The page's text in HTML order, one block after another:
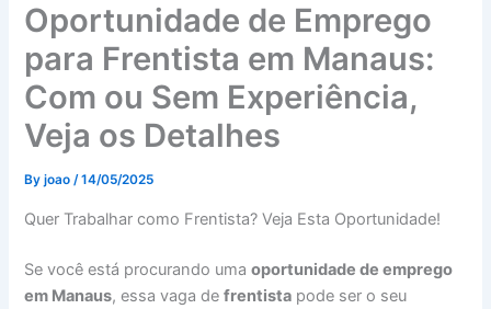
Oportunidade de Emprego
para Frentista em Manaus:
Com ou Sem Experiência,
Veja os Detalhes
Byjoao/14/05/2025
Quer Trabalhar como Frentista? Veja Esta Oportunidade!
Se você está procurando umaoportunidade de emprego
em Manaus, essa vaga defrentista pode ser o seu